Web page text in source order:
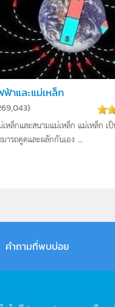
ฟ้าและแม่เหล็ก
)
เหล็กและสนามแม่เหล็ก แม่เหล็ก เ
มารถดูดและผลักกันเอง ...
คำถามที่พบบ่อย